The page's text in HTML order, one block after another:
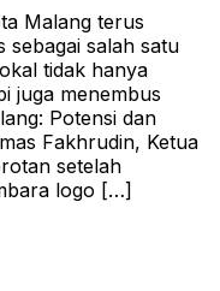
Malang terus
sebagai salah satu
tidak hanya
juga menembus
Potensi dan
Fakhrudin, Ketua
setelah
logo […]